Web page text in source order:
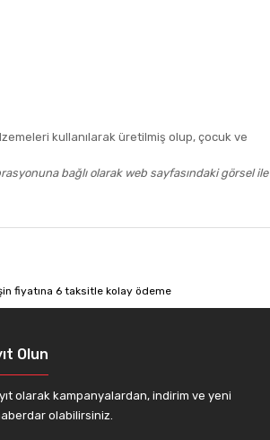
kullanılarak üretilmiş olup, çocuk ve
bağlı olarak web sayfasındaki görsel ile
Olun
olarak kampanyalardan, indirim ve yeni
olabilirsiniz.